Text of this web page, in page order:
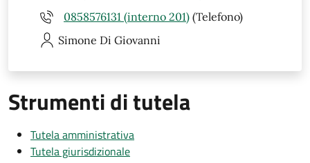
0858576131 (interno 201) (Telefono)
Simone Di Giovanni
Strumenti di tutela
Tutela amministrativa
Tutela giurisdizionale